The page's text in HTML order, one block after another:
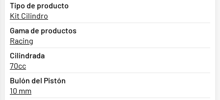
Tipo de producto
Kit Cilindro
Gama de productos
Racing
Cilindrada
70cc
Bulón del Pistón
10 mm